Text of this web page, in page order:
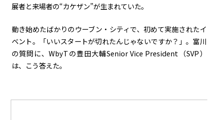
展者と来場者の“カケザン”が生まれていた。
動き始めたばかりのウーブン・シティで、初めて実施されたイ
ベント。「いいスタートが切れたんじゃないですか？」。富川
の質問に、WbyTの豊田大輔Senior Vice President（SVP）
は、こう答えた。